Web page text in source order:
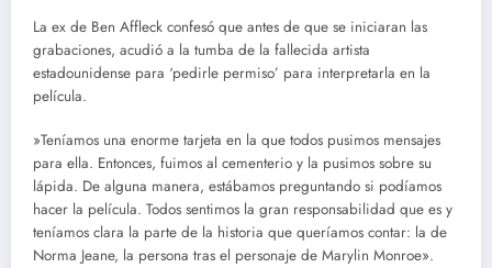
La ex de Ben Affleck confesó que antes de que se iniciaran las
grabaciones, acudió a la tumba de la fallecida artista
estadounidense para ‘pedirle permiso’ para interpretarla en la
película.
»Teníamos una enorme tarjeta en la que todos pusimos mensajes
para ella. Entonces, fuimos al cementerio y la pusimos sobre su
lápida. De alguna manera, estábamos preguntando si podíamos
hacer la película. Todos sentimos la gran responsabilidad que es y
teníamos clara la parte de la historia que queríamos contar: la de
Norma Jeane, la persona tras el personaje de Marylin Monroe».